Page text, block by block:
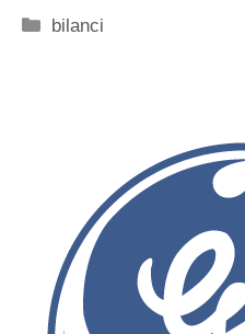
Categorie
bilanci